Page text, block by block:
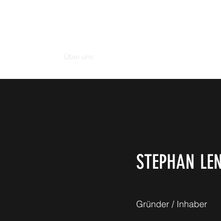
Über uns
STEPHAN
Gründer / Inhaber